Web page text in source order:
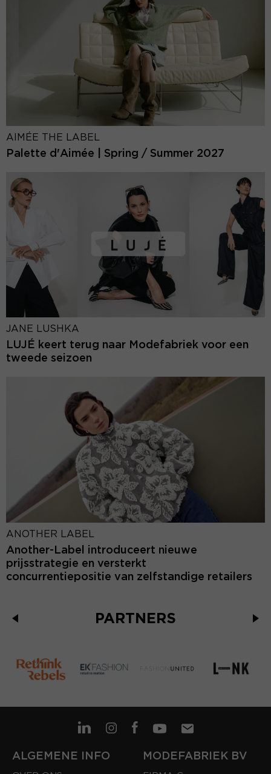
AIMÉE THE LABEL
Palette d'Aimée | Spring / Summer 2027
JANE LUSHKA
LUJÉ keert terug naar Modefabriek voor een
tweede seizoen
ANOTHER LABEL
Another-Label introduceert nieuwe
prijsstrategie en versterkt
concurrentiepositie van zelfstandige retailers
PARTNERS
ALGEMENE INFO MODEFABRIEK BV